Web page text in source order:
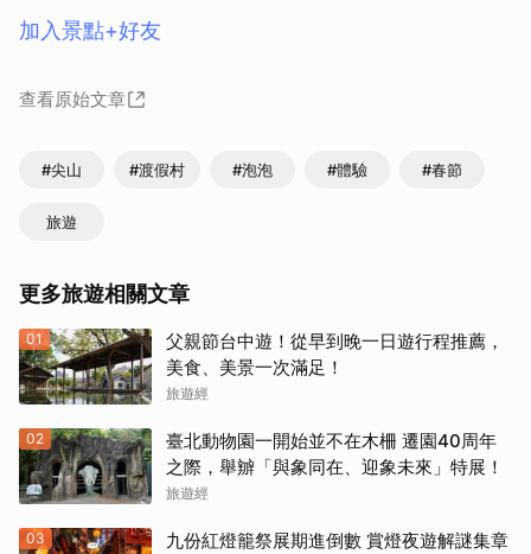
加入景點+好友
查看原始文章
#尖山 #渡假村 #泡泡 #體驗 #春節
旅遊
更多旅遊相關文章
01
父親節台中遊！從早到晚一日遊行程推薦，
美食、美景一次滿足！
旅遊經
02
臺北動物園一開始並不在木柵 遷園40周年
之際，舉辧「與象同在、迎象未來」特展！
旅遊經
03
九份紅燈籠祭展期進倒數 賞燈夜遊解謎集章